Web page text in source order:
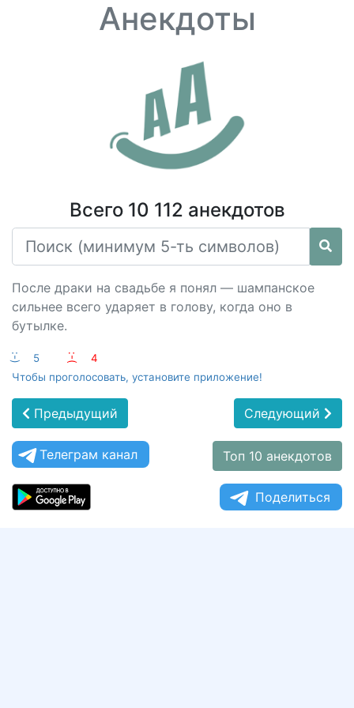
Анекдоты
Всего 10 112 анекдотов
После драки на свадьбе я понял — шампанское
сильнее всего ударяет в голову, когда оно в
бутылке.
:-) 5 :-(
4
Чтобы проголосовать, установите приложение!
Предыдущий Следующий
Телеграм канал Топ 10 анекдотов
Поделиться